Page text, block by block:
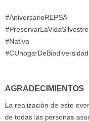
#AniversarioREPSA
#PreservarLaVidaSilvestre
#Nativa
#CUhogarDeBiodiversidad
AGRADECIMIENTOS
La realización de este
de todas las personas